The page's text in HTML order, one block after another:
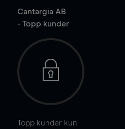
Cantargia AB
- Topp kunder
Topp kunder kun